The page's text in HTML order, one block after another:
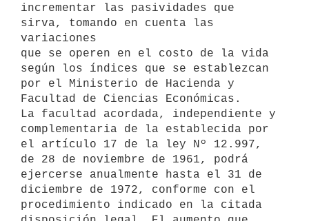
incrementar las pasividades que
sirva, tomando en cuenta las
variaciones
que se operen en el costo de la vida
según los índices que se establezcan
por el Ministerio de Hacienda y
Facultad de Ciencias Económicas.
La facultad acordada, independiente y
complementaria de la establecida por
el artículo 17 de la ley Nº 12.997,
de 28 de noviembre de 1961, podrá
ejercerse anualmente hasta el 31 de
diciembre de 1972, conforme con el
procedimiento indicado en la citada